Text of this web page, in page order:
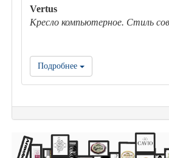
Vertus
Кресло компьютерное. Стиль
Подробнее